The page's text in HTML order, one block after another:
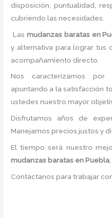
disposición, puntualidad,
cubriendo las necesidades.
Las mudanzas baratas en
y alternativa para lograr tus
acompañamiento directo.
Nos caracterizamos
apuntando a la satisfacción
ustedes nuestro mayor
Disfrutamos años de
Manejamos precios justos y
El tiempo será nuestro
mudanzas baratas en Puebla
Contáctanos para trabajar